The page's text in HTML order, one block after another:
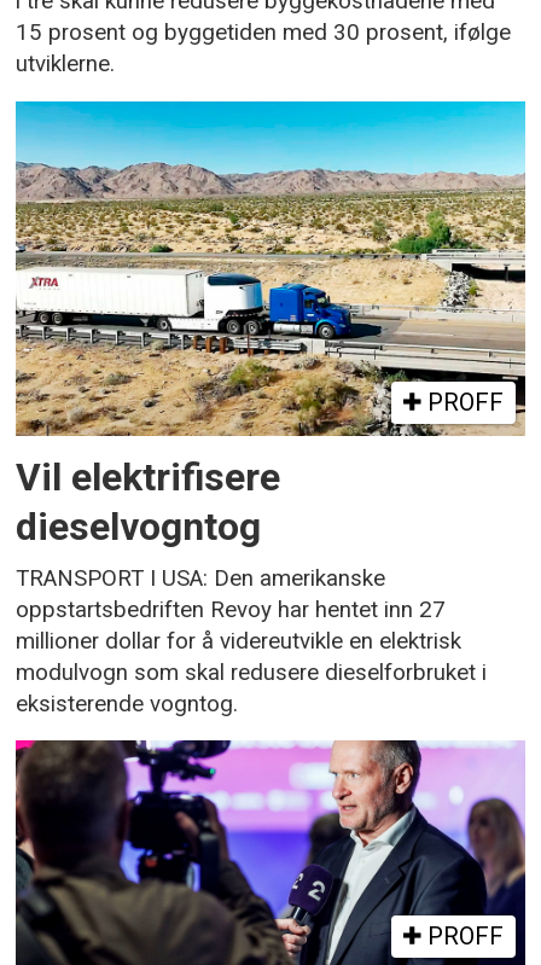
15 prosent og byggetiden med 30 prosent, ifølge
utviklerne.
PROFF
Vil elektrifisere
dieselvogntog
TRANSPORT I USA: Den amerikanske
oppstartsbedriften Revoy har hentet inn 27
millioner dollar for å videreutvikle en elektrisk
modulvogn som skal redusere dieselforbruket i
eksisterende vogntog.
PROFF